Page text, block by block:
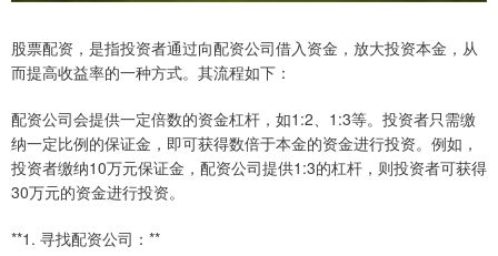
股票配资，是指投资者通过向配资公司借入资金，放大投资本金，从
而提高收益率的一种方式。其流程如下：
配资公司会提供一定倍数的资金杠杆，如1:2、1:3等。投资者只需缴
纳一定比例的保证金，即可获得数倍于本金的资金进行投资。例如，
投资者缴纳10万元保证金，配资公司提供1:3的杠杆，则投资者可获得
30万元的资金进行投资。
**1. 寻找配资公司：**